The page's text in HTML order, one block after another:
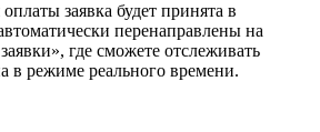
заявка будет принята в
перенаправлены на
где сможете отслеживать
в режиме реального времени.